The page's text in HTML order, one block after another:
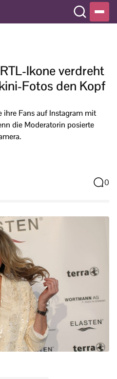
Ikone verdreht
Fotos den Kopf
ihre Fans auf Instagram mit
die Moderatorin posierte
0